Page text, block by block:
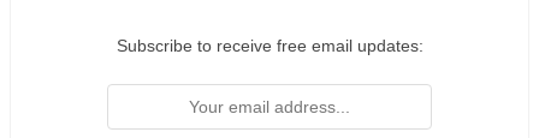
Subscribe to receive free email updates: